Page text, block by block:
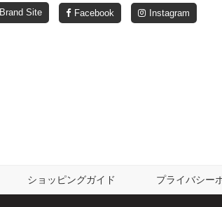
Brand Site Facebook Instagram
ショッピングガイド プライバシー